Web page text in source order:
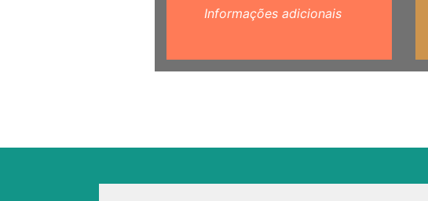
Informações adicionais